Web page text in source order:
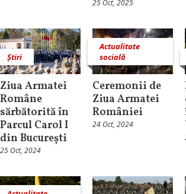
25 Oct, 2025
Știri
Ziua Armatei
Române
sărbătorită în
Parcul Carol I
din București
25 Oct, 2024
Actualitate
socială
Ceremonii de
Ziua Armatei
României
24 Oct, 2024